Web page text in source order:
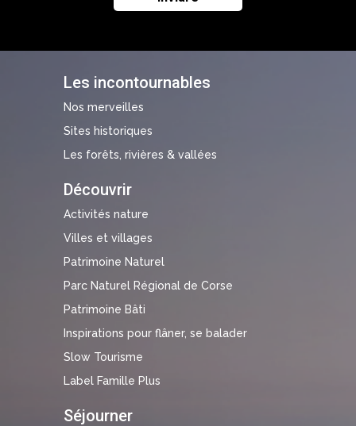
Les incontournables
Nos merveilles
Sites historiques
Les forêts, rivières & vallées
Découvrir
Activités nature
Villes et villages
Patrimoine Naturel
Parc Naturel Régional de Corse
Patrimoine Bâti
Inspirations pour flâner, se balader
Slow Tourisme
Label Famille Plus
Séjourner